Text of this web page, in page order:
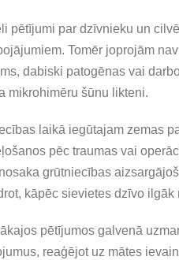
pētījumi par dzīvnieku un
Tomēr joprojām
dabiski patogēnas vai
mikrohimēru šūnu likteni.
laikā iegūtajam zemas
pēc traumas vai
grūtniecības
kāpēc sievietes dzīvo ilgāk
pētījumos galvenā
reaģējot uz mātes